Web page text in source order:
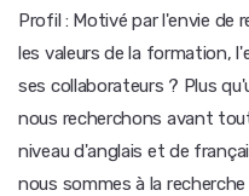
Profil : Motivé par l'envie de
les valeurs de la formation,
ses collaborateurs ? Plus
nous recherchons avant
niveau d'anglais et de
nous sommes à la